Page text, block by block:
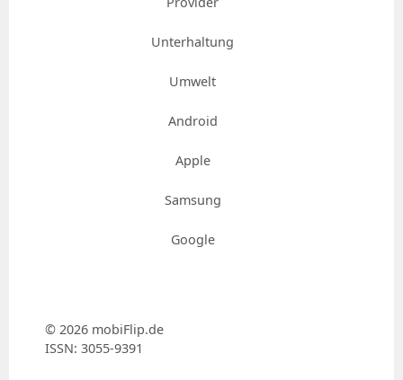
Unterhaltung
Umwelt
Android
Apple
Samsung
Google
© 2026 mobiFlip.de
ISSN: 3055-9391